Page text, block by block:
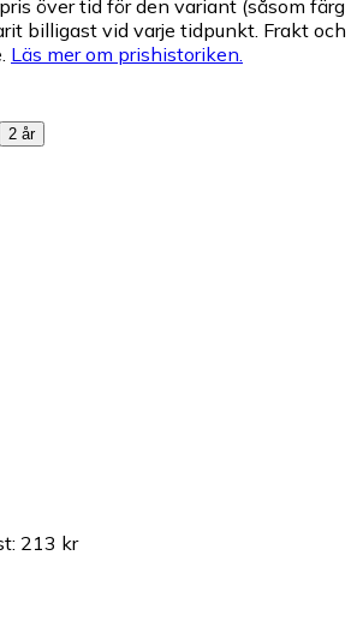
över tid för den variant (såsom färg
billigast vid varje tidpunkt. Frakt och
Läs mer om prishistoriken.
2 år
: 213 kr